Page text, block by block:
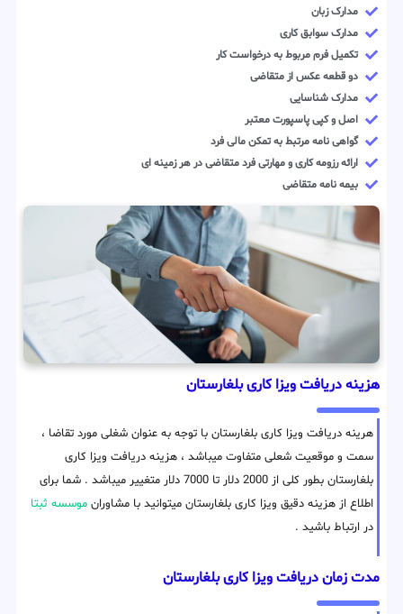
مدارک زبان
مدارک سوابق کاری
تکمیل فرم مربوط به درخواست کار
دو قطعه عکس از متقاضی
مدارک شناسایی
اصل و کپی پاسپورت معتبر
گواهی نامه مرتبط به تمکن مالی فرد
ارائه رزومه کاری و مهارتی فرد متقاضی در هر زمینه ای
بیمه نامه متقاضی
هزینه دریافت ویزا کاری بلغارستان
هرینه دریافت ویزا کاری بلغارستان با توجه به عنوان شغلی مورد تقاضا ،
سمت و موقعیت شعلی متفاوت میباشد ، هزینه دریافت ویزا کاری
بلغارستان بطور کلی از 2000 دلار تا 7000 دلار متغییر میباشد . شما برای
اطلاع از هزینه دقیق ویزا کاری بلغارستان میتوانید با مشاوران موسسه ثبتا
در ارتباط باشید .
مدت زمان دریافت ویزا کاری بلغارستان